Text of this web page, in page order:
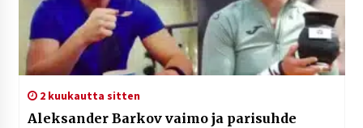
2 kuukautta sitten
Aleksander Barkov vaimo ja parisuhde